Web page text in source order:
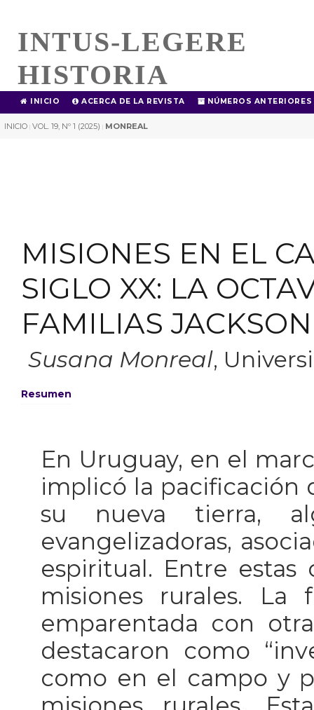
INTUS-LEGERE
HISTORIA
INICIO ACERCA DE LA REVISTA NÚMEROS ANTERIORES
INICIO | VOL. 19, Nº 1 (2025) | MONREAL
MISIONES EN EL
SIGLO XX: LA
FAMILIAS
Susana Monreal,
Resumen
En Uruguay, en el
implicó la pacificación
su nueva tierra,
evangelizadoras,
espiritual. Entre estas
misiones rurales.
emparentada con
destacaron como
como en el campo y